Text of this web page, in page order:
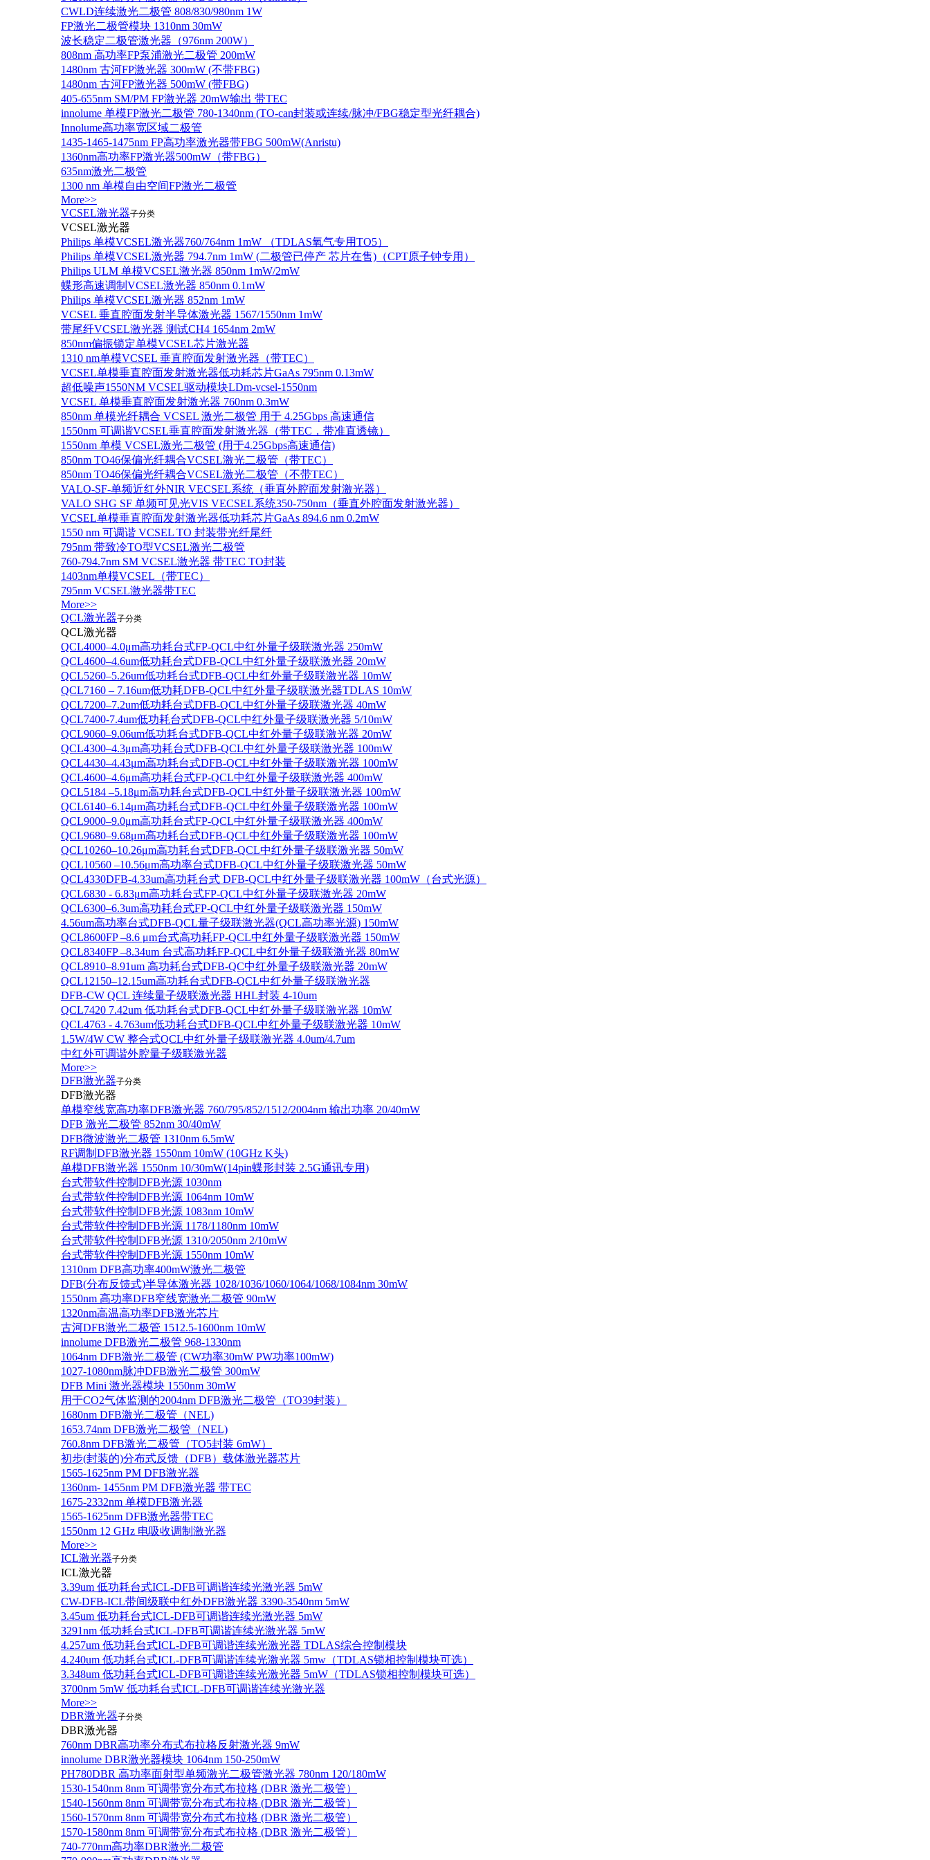
CWLD连续激光二极管 808/830/980nm 1W
FP激光二极管模块 1310nm 30mW
波长稳定二极管激光器（976nm 200W）
808nm 高功率FP泵浦激光二极管 200mW
1480nm 古河FP激光器 300mW (不带FBG)
1480nm 古河FP激光器 500mW (带FBG)
405-655nm SM/PM FP激光器 20mW输出 带TEC
innolume 单模FP激光二极管 780-1340nm (TO-can封装或连续/脉冲/FBG稳定型光纤耦合)
Innolume高功率宽区域二极管
1435-1465-1475nm FP高功率激光器带FBG 500mW(Anristu)
1360nm高功率FP激光器500mW（带FBG）
635nm激光二极管
1300 nm 单模自由空间FP激光二极管
More>>
VCSEL激光器子分类
VCSEL激光器
Philips 单模VCSEL激光器760/764nm 1mW （TDLAS氧气专用TO5）
Philips 单模VCSEL激光器 794.7nm 1mW (二极管已停产 芯片在售)（CPT原子钟专用）
Philips ULM 单模VCSEL激光器 850nm 1mW/2mW
蝶形高速调制VCSEL激光器 850nm 0.1mW
Philips 单模VCSEL激光器 852nm 1mW
VCSEL 垂直腔面发射半导体激光器 1567/1550nm 1mW
带尾纤VCSEL激光器 测试CH4 1654nm 2mW
850nm偏振锁定单模VCSEL芯片激光器
1310 nm单模VCSEL 垂直腔面发射激光器（带TEC）
VCSEL单模垂直腔面发射激光器低功耗芯片GaAs 795nm 0.13mW
超低噪声1550NM VCSEL驱动模块LDm-vcsel-1550nm
VCSEL 单模垂直腔面发射激光器 760nm 0.3mW
850nm 单模光纤耦合 VCSEL 激光二极管 用于 4.25Gbps 高速通信
1550nm 可调谐VCSEL垂直腔面发射激光器（带TEC，带准直透镜）
1550nm 单模 VCSEL激光二极管 (用于4.25Gbps高速通信)
850nm TO46保偏光纤耦合VCSEL激光二极管（带TEC）
850nm TO46保偏光纤耦合VCSEL激光二极管（不带TEC）
VALO-SF-单频近红外NIR VECSEL系统（垂直外腔面发射激光器）
VALO SHG SF 单频可见光VIS VECSEL系统350-750nm（垂直外腔面发射激光器）
VCSEL单模垂直腔面发射激光器低功耗芯片GaAs 894.6 nm 0.2mW
1550 nm 可调谐 VCSEL TO 封装带光纤尾纤
795nm 带致冷TO型VCSEL激光二极管
760-794.7nm SM VCSEL激光器 带TEC TO封装
1403nm单模VCSEL（带TEC）
795nm VCSEL激光器带TEC
More>>
QCL激光器子分类
QCL激光器
QCL4000–4.0μm高功耗台式FP-QCL中红外量子级联激光器 250mW
QCL4600–4.6um低功耗台式DFB-QCL中红外量子级联激光器 20mW
QCL5260–5.26um低功耗台式DFB-QCL中红外量子级联激光器 10mW
QCL7160 – 7.16um低功耗DFB-QCL中红外量子级联激光器TDLAS 10mW
QCL7200–7.2um低功耗台式DFB-QCL中红外量子级联激光器 40mW
QCL7400-7.4um低功耗台式DFB-QCL中红外量子级联激光器 5/10mW
QCL9060–9.06um低功耗台式DFB-QCL中红外量子级联激光器 20mW
QCL4300–4.3μm高功耗台式DFB-QCL中红外量子级联激光器 100mW
QCL4430–4.43μm高功耗台式DFB-QCL中红外量子级联激光器 100mW
QCL4600–4.6μm高功耗台式FP-QCL中红外量子级联激光器 400mW
QCL5184 –5.18μm高功耗台式DFB-QCL中红外量子级联激光器 100mW
QCL6140–6.14μm高功耗台式DFB-QCL中红外量子级联激光器 100mW
QCL9000–9.0μm高功耗台式FP-QCL中红外量子级联激光器 400mW
QCL9680–9.68μm高功耗台式DFB-QCL中红外量子级联激光器 100mW
QCL10260–10.26μm高功耗台式DFB-QCL中红外量子级联激光器 50mW
QCL10560 –10.56μm高功率台式DFB-QCL中红外量子级联激光器 50mW
QCL4330DFB-4.33um高功耗台式 DFB-QCL中红外量子级联激光器 100mW（台式光源）
QCL6830 - 6.83μm高功耗台式FP-QCL中红外量子级联激光器 20mW
QCL6300–6.3um高功耗台式FP-QCL中红外量子级联激光器 150mW
4.56um高功率台式DFB-QCL量子级联激光器(QCL高功率光源) 150mW
QCL8600FP –8.6 μm台式高功耗FP-QCL中红外量子级联激光器 150mW
QCL8340FP –8.34um 台式高功耗FP-QCL中红外量子级联激光器 80mW
QCL8910–8.91um 高功耗台式DFB-QC中红外量子级联激光器 20mW
QCL12150–12.15um高功耗台式DFB-QCL中红外量子级联激光器
DFB-CW QCL 连续量子级联激光器 HHL封装 4-10um
QCL7420 7.42um 低功耗台式DFB-QCL中红外量子级联激光器 10mW
QCL4763 - 4.763um低功耗台式DFB-QCL中红外量子级联激光器 10mW
1.5W/4W CW 整合式QCL中红外量子级联激光器 4.0um/4.7um
中红外可调谐外腔量子级联激光器
More>>
DFB激光器子分类
DFB激光器
单模窄线宽高功率DFB激光器 760/795/852/1512/2004nm 输出功率 20/40mW
DFB 激光二极管 852nm 30/40mW
DFB微波激光二极管 1310nm 6.5mW
RF调制DFB激光器 1550nm 10mW (10GHz K头)
单模DFB激光器 1550nm 10/30mW(14pin蝶形封装 2.5G通讯专用)
台式带软件控制DFB光源 1030nm
台式带软件控制DFB光源 1064nm 10mW
台式带软件控制DFB光源 1083nm 10mW
台式带软件控制DFB光源 1178/1180nm 10mW
台式带软件控制DFB光源 1310/2050nm 2/10mW
台式带软件控制DFB光源 1550nm 10mW
1310nm DFB高功率400mW激光二极管
DFB(分布反馈式)半导体激光器 1028/1036/1060/1064/1068/1084nm 30mW
1550nm 高功率DFB窄线宽激光二极管 90mW
1320nm高温高功率DFB激光芯片
古河DFB激光二极管 1512.5-1600nm 10mW
innolume DFB激光二极管 968-1330nm
1064nm DFB激光二极管 (CW功率30mW PW功率100mW)
1027-1080nm脉冲DFB激光二极管 300mW
DFB Mini 激光器模块 1550nm 30mW
用于CO2气体监测的2004nm DFB激光二极管（TO39封装）
1680nm DFB激光二极管（NEL)
1653.74nm DFB激光二极管（NEL)
760.8nm DFB激光二极管（TO5封装 6mW）
初步(封装的)分布式反馈（DFB）载体激光器芯片
1565-1625nm PM DFB激光器
1360nm- 1455nm PM DFB激光器 带TEC
1675-2332nm 单模DFB激光器
1565-1625nm DFB激光器带TEC
1550nm 12 GHz 电吸收调制激光器
More>>
ICL激光器子分类
ICL激光器
3.39um 低功耗台式ICL-DFB可调谐连续光激光器 5mW
CW-DFB-ICL带间级联中红外DFB激光器 3390-3540nm 5mW
3.45um 低功耗台式ICL-DFB可调谐连续光激光器 5mW
3291nm 低功耗台式ICL-DFB可调谐连续光激光器 5mW
4.257um 低功耗台式ICL-DFB可调谐连续光激光器 TDLAS综合控制模块
4.240um 低功耗台式ICL-DFB可调谐连续光激光器 5mw（TDLAS锁相控制模块可选）
3.348um 低功耗台式ICL-DFB可调谐连续光激光器 5mW（TDLAS锁相控制模块可选）
3700nm 5mW 低功耗台式ICL-DFB可调谐连续光激光器
More>>
DBR激光器子分类
DBR激光器
760nm DBR高功率分布式布拉格反射激光器 9mW
innolume DBR激光器模块 1064nm 150-250mW
PH780DBR 高功率面射型单频激光二极管激光器 780nm 120/180mW
1530-1540nm 8nm 可调带宽分布式布拉格 (DBR 激光二极管）
1540-1560nm 8nm 可调带宽分布式布拉格 (DBR 激光二极管）
1560-1570nm 8nm 可调带宽分布式布拉格 (DBR 激光二极管）
1570-1580nm 8nm 可调带宽分布式布拉格 (DBR 激光二极管）
740-770nm高功率DBR激光二极管